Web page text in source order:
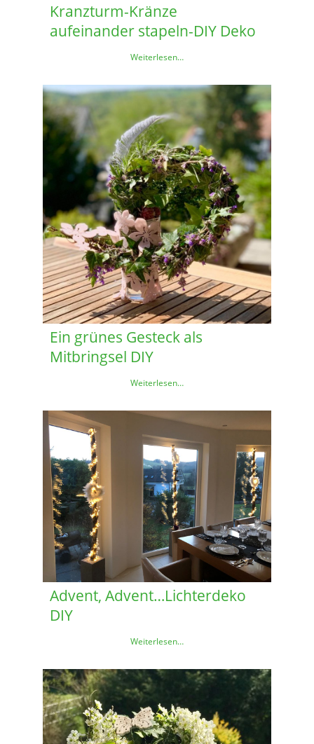
Kranzturm-Kränze
aufeinander stapeln-DIY Deko
Weiterlesen…
Ein grünes Gesteck als
Mitbringsel DIY
Weiterlesen…
Advent, Advent…Lichterdeko
DIY
Weiterlesen…